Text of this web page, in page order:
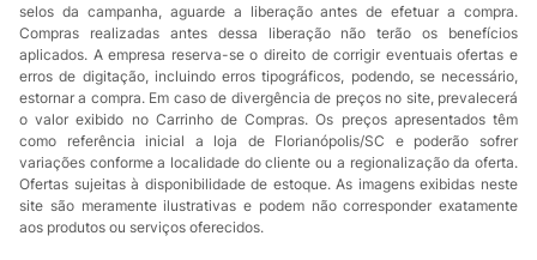
selos da campanha, aguarde a liberação antes de efetuar a compra.
Compras realizadas antes dessa liberação não terão os benefícios
aplicados. A empresa reserva-se o direito de corrigir eventuais ofertas e
erros de digitação, incluindo erros tipográficos, podendo, se necessário,
estornar a compra. Em caso de divergência de preços no site, prevalecerá
o valor exibido no Carrinho de Compras. Os preços apresentados têm
como referência inicial a loja de Florianópolis/SC e poderão sofrer
variações conforme a localidade do cliente ou a regionalização da oferta.
Ofertas sujeitas à disponibilidade de estoque. As imagens exibidas neste
site são meramente ilustrativas e podem não corresponder exatamente
aos produtos ou serviços oferecidos.